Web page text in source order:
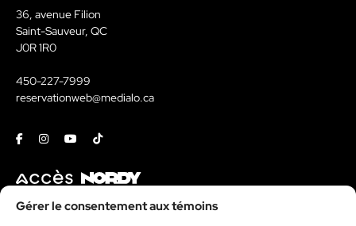
Gérer le consentement aux témoins
36, avenue Filion
Saint-Sauveur, QC
J0R 1R0
450-227-7999
reservationweb@medialo.ca
FacebookInstagramYoutubeTiktok
Contact